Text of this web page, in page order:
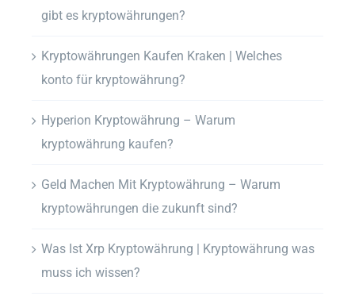
gibt es kryptowährungen?
Kryptowährungen Kaufen Kraken | Welches
konto für kryptowährung?
Hyperion Kryptowährung – Warum
kryptowährung kaufen?
Geld Machen Mit Kryptowährung – Warum
kryptowährungen die zukunft sind?
Was Ist Xrp Kryptowährung | Kryptowährung was
muss ich wissen?